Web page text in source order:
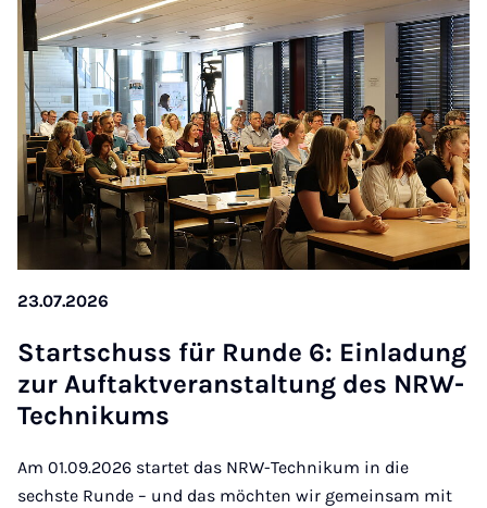
23.07.2026
Start­schuss für Run­de 6: Ein­la­dung
zur Auf­takt­ver­an­stal­tung des NRW-
Tech­ni­kums
Am 01.09.2026 startet das NRW-Technikum in die
sechste Runde – und das möchten wir gemeinsam mit